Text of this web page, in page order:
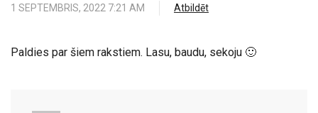
1 SEPTEMBRIS, 2022 7:21 AM Atbildēt
Paldies par šiem rakstiem. Lasu, baudu, sekoju 🙂